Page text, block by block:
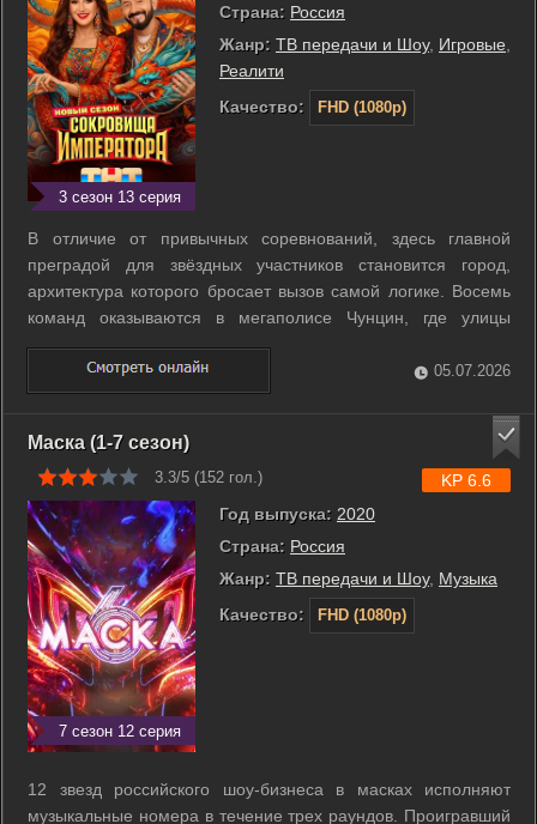
3 сезон 13 серия
Страна: Россия
Жанр: ТВ передачи и Шоу, Игровые,
Реалити
Качество:
FHD (1080p)
В отличие от привычных соревнований, здесь главной
преградой для звёздных участников становится город,
архитектура которого бросает вызов самой логике. Восемь
команд оказываются в мегаполисе Чунцин, где улицы
расположены на разных высотах, а метро пронзает жилые
здания насквозь. Героям предстоит преодолеть маршрут, не
владея языком и лишившись ...
05.07.2026
Маска (1-7 сезон)
3.3/5 (152 гол.)
7 сезон 12 серия
Год выпуска: 2020
Страна: Россия
Жанр: ТВ передачи и Шоу, Музыка
Качество:
FHD (1080p)
KP 6.6
12 звезд российского шоу-бизнеса в масках исполняют
музыкальные номера в течение трех раундов. Проигравший